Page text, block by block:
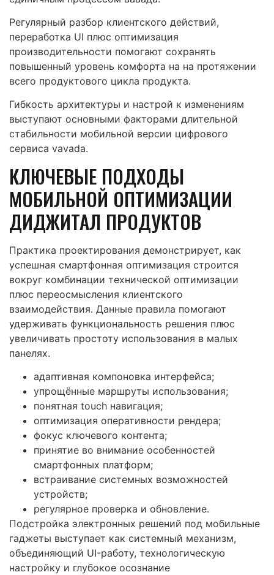
Регулярный разбор клиентского действий,
переработка UI плюс оптимизация
производительности помогают сохранять
повышенный уровень комфорта на на протяжении
всего продуктового цикла продукта.
Гибкость архитектуры и настрой к изменениям
выступают основными факторами длительной
стабильности мобильной версии цифрового
сервиса vavada.
КЛЮЧЕВЫЕ ПОДХОДЫ
МОБИЛЬНОЙ ОПТИМИЗАЦИИ
ДИДЖИТАЛ ПРОДУКТОВ
Практика проектирования демонстрирует, как
успешная смартфонная оптимизация строится
вокруг комбинации технической оптимизации
плюс переосмысления клиентского
взаимодействия. Данные правила помогают
удерживать функциональность решения плюс
увеличивать простоту использования в малых
панелях.
адаптивная компоновка интерфейса;
упрощённые маршруты использования;
понятная touch навигация;
оптимизация оперативности рендера;
фокус ключевого контента;
принятие во внимание особенностей
смартфонных платформ;
встраивание системных возможностей
устройств;
регулярное проверка и обновление.
Подстройка электронных решений под мобильные
гаджеты выступает как системный механизм,
объединяющий UI-работу, технологическую
настройку и глубокое осознание